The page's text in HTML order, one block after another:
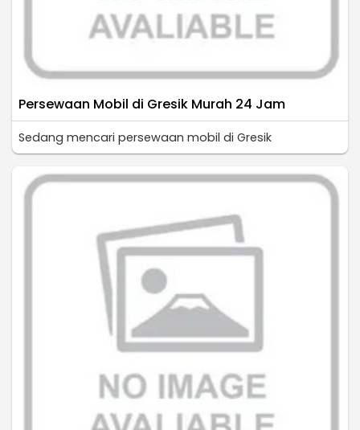
Persewaan Mobil di Gresik Murah 24 Jam
Sedang mencari persewaan mobil di Gresik